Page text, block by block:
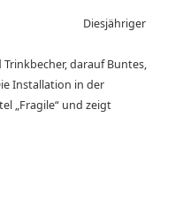
Diesjähriger
darauf Buntes,
Installation in der
„Fragile“ und zeigt